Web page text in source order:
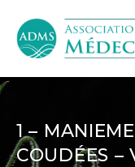
1 –
COUDÉES –